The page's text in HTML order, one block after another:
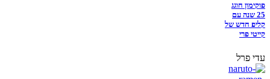
פוקימון חוגג
25 שנה עם
קליפ חדש של
קייטי פרי
עדי פרל